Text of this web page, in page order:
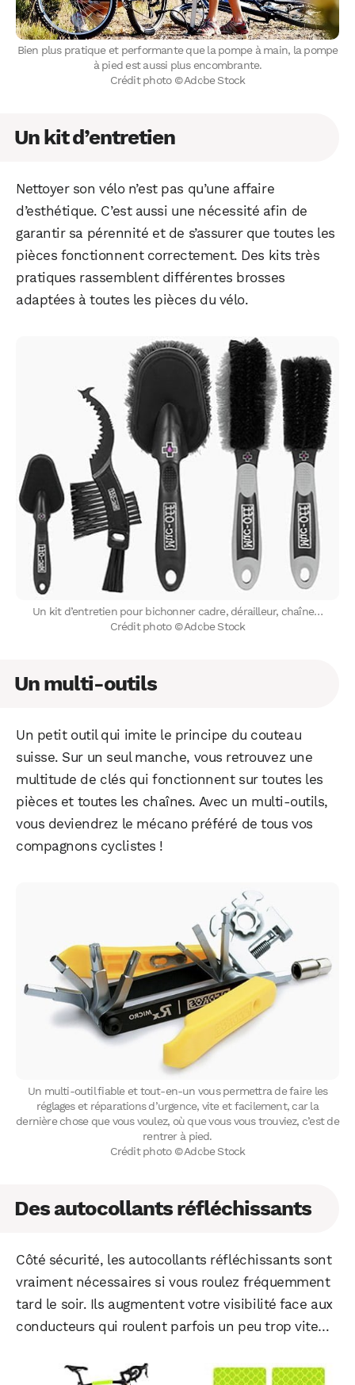
Bien plus pratique et performante que la pompe à main, la pompe
à pied est aussi plus encombrante.
Crédit photo © Adobe Stock
Un kit d’entretien
Nettoyer son vélo n’est pas qu’une affaire
d’esthétique. C’est aussi une nécessité afin de
garantir sa pérennité et de s’assurer que toutes les
pièces fonctionnent correctement. Des kits très
pratiques rassemblent différentes brosses
adaptées à toutes les pièces du vélo.
Un kit d’entretien pour bichonner cadre, dérailleur, chaîne…
Crédit photo © Adobe Stock
Un multi-outils
Un petit outil qui imite le principe du couteau
suisse. Sur un seul manche, vous retrouvez une
multitude de clés qui fonctionnent sur toutes les
pièces et toutes les chaînes. Avec un multi-outils,
vous deviendrez le mécano préféré de tous vos
compagnons cyclistes !
Un multi-outil fiable et tout-en-un vous permettra de faire les
réglages et réparations d’urgence, vite et facilement, car la
dernière chose que vous voulez, où que vous vous trouviez, c’est de
rentrer à pied.
Crédit photo © Adobe Stock
Des autocollants réfléchissants
Côté sécurité, les autocollants réfléchissants sont
vraiment nécessaires si vous roulez fréquemment
tard le soir. Ils augmentent votre visibilité face aux
conducteurs qui roulent parfois un peu trop vite…
Facebook LinkedIn